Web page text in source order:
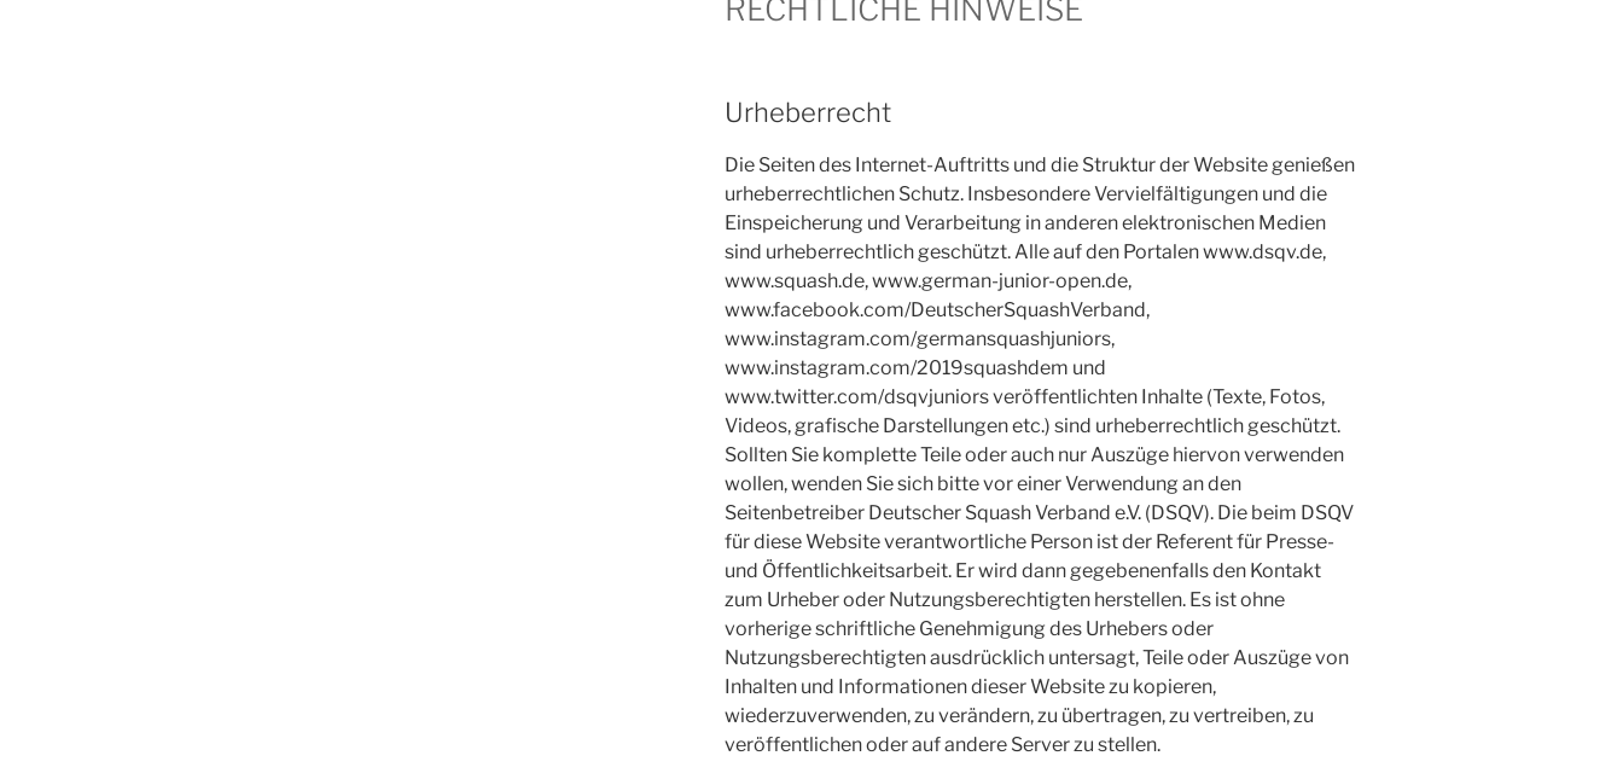
RECHTLICHE HINWEISE
Urheberrecht
Die Seiten des Internet-Auftritts und die Struktur der Website genießen
urheberrechtlichen Schutz. Insbesondere Vervielfältigungen und die
Einspeicherung und Verarbeitung in anderen elektronischen Medien
sind urheberrechtlich geschützt. Alle auf den Portalen www.dsqv.de,
www.squash.de, www.german-junior-open.de,
www.facebook.com/DeutscherSquashVerband,
www.instagram.com/germansquashjuniors,
www.instagram.com/2019squashdem und
www.twitter.com/dsqvjuniors veröffentlichten Inhalte (Texte, Fotos,
Videos, grafische Darstellungen etc.) sind urheberrechtlich geschützt.
Sollten Sie komplette Teile oder auch nur Auszüge hiervon verwenden
wollen, wenden Sie sich bitte vor einer Verwendung an den
Seitenbetreiber Deutscher Squash Verband e.V. (DSQV). Die beim DSQV
für diese Website verantwortliche Person ist der Referent für Presse-
und Öffentlichkeitsarbeit. Er wird dann gegebenenfalls den Kontakt
zum Urheber oder Nutzungsberechtigten herstellen. Es ist ohne
vorherige schriftliche Genehmigung des Urhebers oder
Nutzungsberechtigten ausdrücklich untersagt, Teile oder Auszüge von
Inhalten und Informationen dieser Website zu kopieren,
wiederzuverwenden, zu verändern, zu übertragen, zu vertreiben, zu
veröffentlichen oder auf andere Server zu stellen.